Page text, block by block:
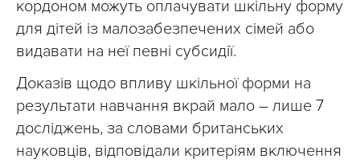
кордоном можуть оплачувати шкільну форму
для дітей із малозабезпечених сімей або
видавати на неї певні субсидії.
Доказів щодо впливу шкільної форми на
результати навчання вкрай мало – лише 7
досліджень, за словами британських
науковців, відповідали критеріям включення